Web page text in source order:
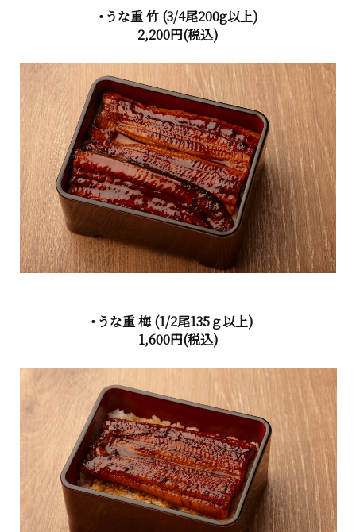
・うな重 竹 (3/4尾200g以上)
2,200円(税込)
・うな重 梅(1/2尾135ｇ以上)
1,600円(税込)